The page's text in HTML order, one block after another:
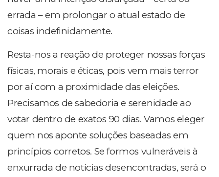
errada – em prolongar o atual estado de
coisas indefinidamente.
Resta-nos a reação de proteger nossas forças
físicas, morais e éticas, pois vem mais terror
por aí com a proximidade das eleições.
Precisamos de sabedoria e serenidade ao
votar dentro de exatos 90 dias. Vamos eleger
quem nos aponte soluções baseadas em
princípios corretos. Se formos vulneráveis à
enxurrada de notícias desencontradas, será o